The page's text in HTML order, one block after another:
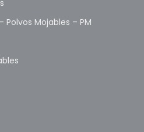
Polvos Mojables – PM